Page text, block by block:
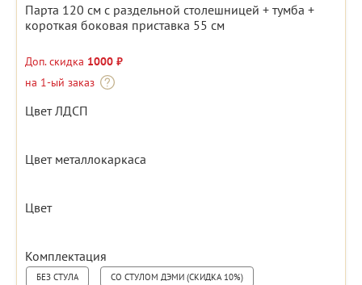
Парта 120 см с раздельной столешницей + тумба +
короткая боковая приставка 55 см
Доп. скидка 1000 ₽
на 1-ый заказ
Цвет ЛДСП
Цвет металлокаркаса
Цвет
Комплектация
БЕЗ СТУЛА СО СТУЛОМ ДЭМИ (СКИДКА 10%)